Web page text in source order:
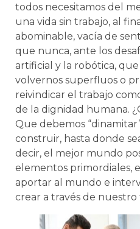
todos necesitamos del
una vida sin trabajo, al
abominable, vacía de
que nunca, ante los
artificial y la robótica,
volvernos superfluos o
reivindicar el trabajo
de la dignidad humana.
Que debemos
construir, hasta donde
decir, el mejor mundo
elementos primordiales,
aportar al mundo e
crear a través de nuestro